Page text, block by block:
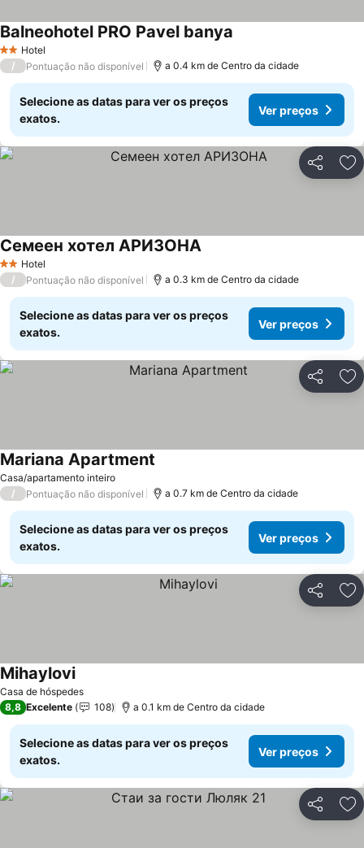
2 Estrelas
Hotel
Balneohotel PRO Pavel banya
/ Pontuação não disponível a 0.4 km de Centro da cidade
Selecione as datas para ver os preços
exatos.
Ver preços
Partilhar
2 Estrelas
Hotel
Семеен хотел АРИЗОНАVer preços
/ Pontuação não disponível a 0.3 km de Centro da cidade
Selecione as datas para ver os preços
exatos.
Ver preços
Partilhar
Casa/apartamento inteiro
Mariana Apartment
/ Pontuação não disponível a 0.7 km de Centro da cidade
Selecione as datas para ver os preços
exatos.
Ver preços
Partilhar
Casa de hóspedes
MihayloviVer preços
8,8 Excelente 108 a 0.1 km de Centro da cidade
Selecione as datas para ver os preços
exatos.
Ver preços
Partilhar